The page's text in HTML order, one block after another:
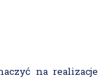
na realizacje